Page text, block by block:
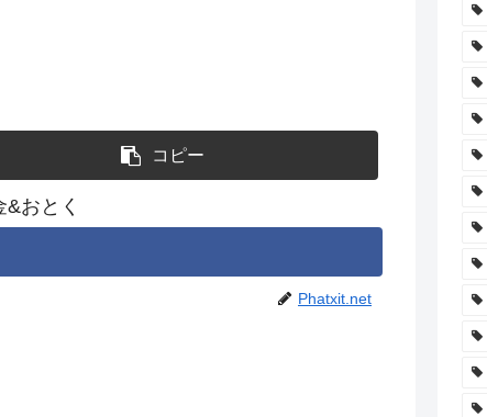
コピー
おとく
Phatxit.net